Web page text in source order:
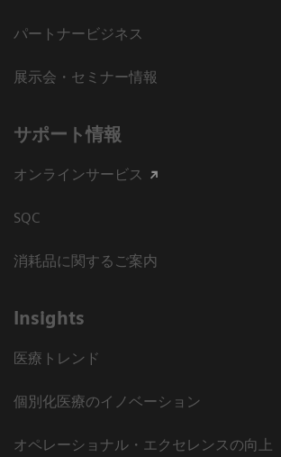
パートナービジネス
展示会・セミナー情報
サポート情報
オンラインサービス
SQC
消耗品に関するご案内
Insights
医療トレンド
個別化医療のイノベーション
オペレーショナル・エクセレンスの向上